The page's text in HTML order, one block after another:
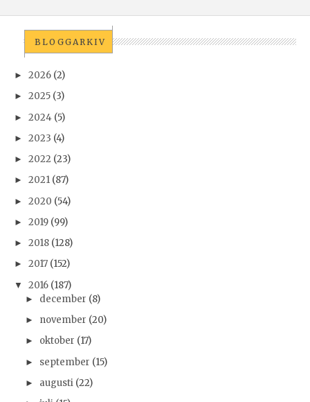
BLOGGARKIV
► 2026 (2)
► 2025 (3)
► 2024 (5)
► 2023 (4)
► 2022 (23)
► 2021 (87)
► 2020 (54)
► 2019 (99)
► 2018 (128)
► 2017 (152)
▼ 2016 (187)
► december (8)
► november (20)
► oktober (17)
► september (15)
► augusti (22)